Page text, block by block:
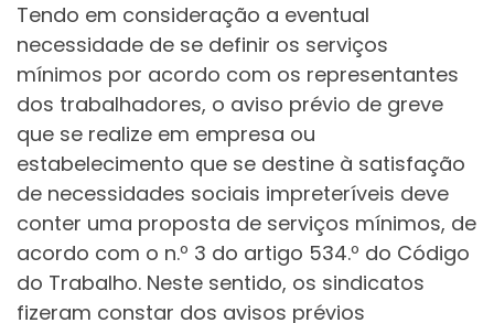
Tendo em consideração a eventual
necessidade de se definir os serviços
mínimos por acordo com os representantes
dos trabalhadores, o aviso prévio de greve
que se realize em empresa ou
estabelecimento que se destine à satisfação
de necessidades sociais impreteríveis deve
conter uma proposta de serviços mínimos, de
acordo com o n.º 3 do artigo 534.º do Código
do Trabalho. Neste sentido, os sindicatos
fizeram constar dos avisos prévios